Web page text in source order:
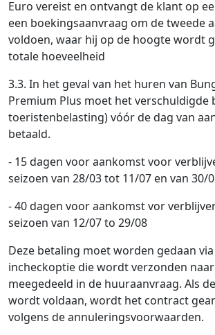
Euro vereist en ontvangt de klant op
een boekingsaanvraag om de tweede
voldoen, waar hij op de hoogte wordt
totale hoeveelheid
3.3. In het geval van het huren van
Premium Plus moet het verschuldigde
toeristenbelasting) vóór de dag van
betaald.
- 15 dagen voor aankomst voor
seizoen van 28/03 tot 11/07 en van 30/
- 40 dagen voor aankomst vor
seizoen van 12/07 to 29/08
Deze betaling moet worden gedaan
incheckoptie die wordt verzonden
meegedeeld in de huuraanvraag. Als
wordt voldaan, wordt het contract
volgens de annuleringsvoorwaarden.